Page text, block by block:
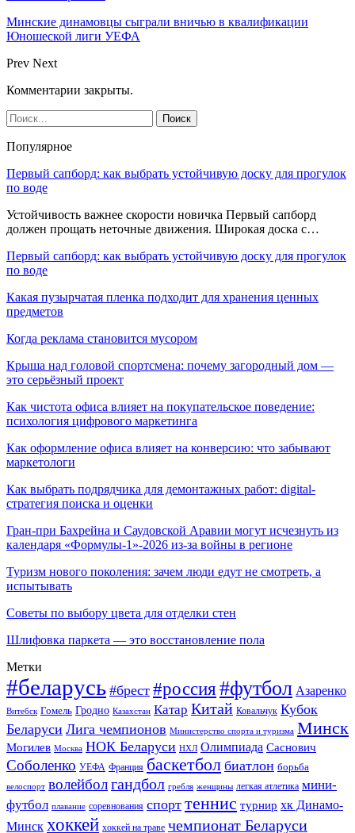
Минские динамовцы сыграли вничью в квалификации
Юношеской лиги УЕФА
Prev Next
Комментарии закрыты.
Популярное
Первый сапборд: как выбрать устойчивую доску для прогулок
по воде
Устойчивость важнее скорости новичка Первый сапборд
должен прощать неточные движения. Широкая доска с…
Первый сапборд: как выбрать устойчивую доску для прогулок
по воде
Какая пузырчатая пленка подходит для хранения ценных
предметов
Когда реклама становится мусором
Крыша над головой спортсмена: почему загородный дом —
это серьёзный проект
Как чистота офиса влияет на покупательское поведение:
психология цифрового маркетинга
Как оформление офиса влияет на конверсию: что забывают
маркетологи
Как выбрать подрядчика для демонтажных работ: digital-
стратегия поиска и оценки
Гран-при Бахрейна и Саудовской Аравии могут исчезнуть из
календаря «Формулы-1»-2026 из-за войны в регионе
Туризм нового поколения: зачем люди едут не смотреть, а
испытывать
Советы по выбору цвета для отделки стен
Шлифовка паркета — это восстановление пола
Метки
#беларусь #брест #россия#футбол Азаренко
Витебск Гомель Гродно Казахстан Катар Китай Ковальчук Кубок
Беларуси Лига чемпионов Министерство спорта и туризма Минск
Могилев Москва НОК Беларуси НХЛ Олимпиада Саснович
Соболенко УЕФА Франция баскетбол биатлон борьба
велоспорт волейболгандбол гребля женщины легкая атлетика мини-
футбол плавание соревнования спорт теннис турнир хк Динамо-
Минск хоккей хоккей на траве чемпионат Беларуси